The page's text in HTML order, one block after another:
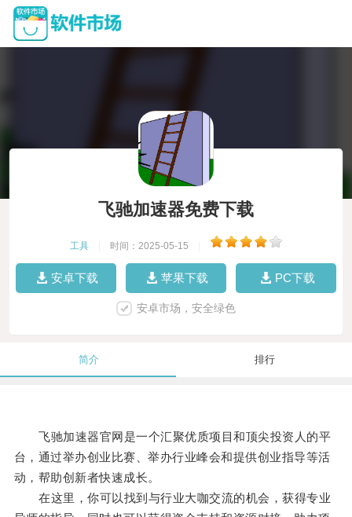
飞驰加速器免费下载
工具 时间：2025-05-15
安卓下载 苹果下载 PC下载
安卓市场，安全绿色
简介 排行
飞驰加速器官网是一个汇聚优质项目和顶尖投资人的平
台，通过举办创业比赛、举办行业峰会和提供创业指导等活
动，帮助创新者快速成长。
在这里，你可以找到与行业大咖交流的机会，获得专业